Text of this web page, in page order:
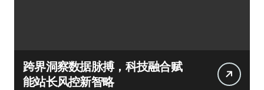
跨界洞察数据脉搏，科技融合赋
能站长风控新智略